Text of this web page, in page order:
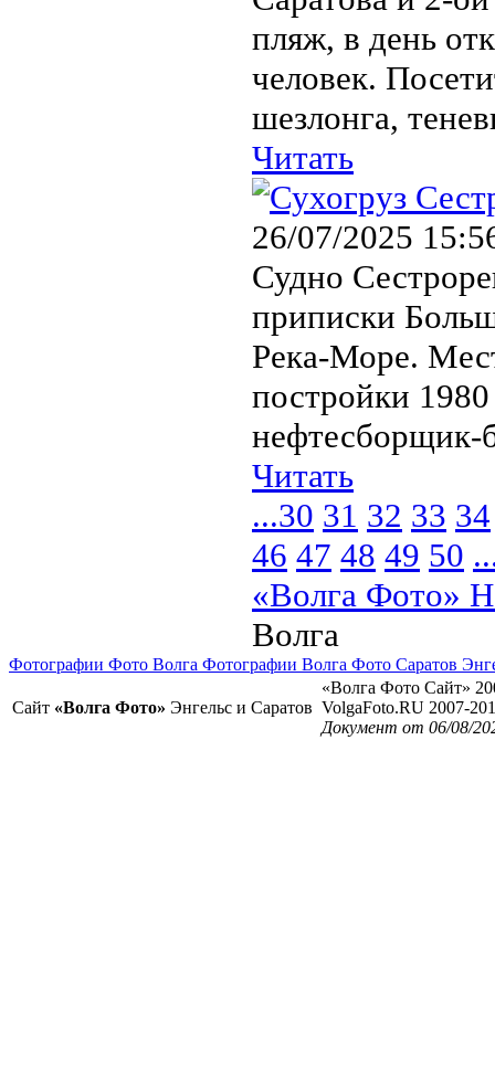
пляж, в день
человек.
шезлонга,
Читать
26/07/2025
Судно
приписки
Река-Море.
постройки
нефтесборщик-
Читать
...30 31 32 33 34
46 47 48 49 50
«Волга Фото»
Волга
Фотографии Фото Волга Фотографии Волга Фото Саратов
Сайт «Волга Фото» Энгельс и Саратов
«Волга Фото Сайт»
VolgaFoto.RU 2007-
Документ от 06/08/